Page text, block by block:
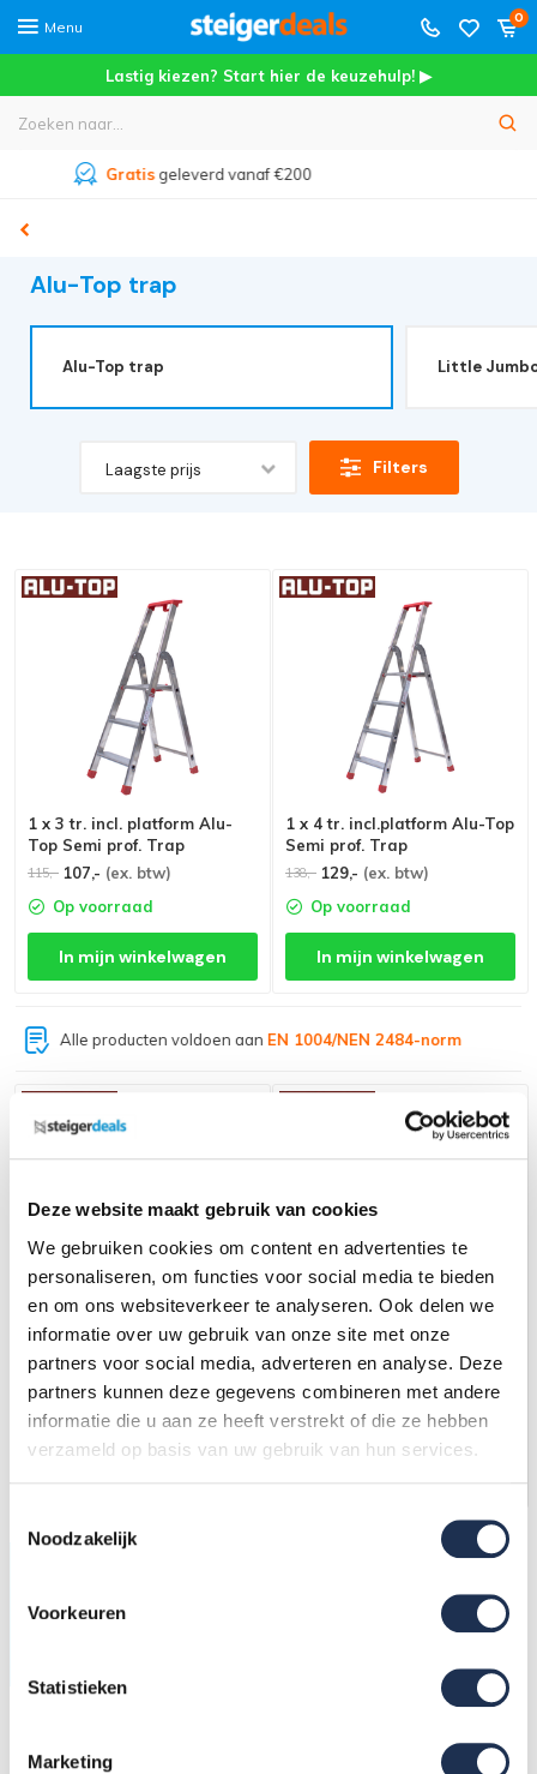
Deze website maakt gebruik van cookies
We gebruiken cookies om content en advertenties te
personaliseren, om functies voor social media te bieden
en om ons websiteverkeer te analyseren. Ook delen we
informatie over uw gebruik van onze site met onze
partners voor social media, adverteren en analyse. Deze
partners kunnen deze gegevens combineren met andere
informatie die u aan ze heeft verstrekt of die ze hebben
verzameld op basis van uw gebruik van hun services.
Noodzakelijk
Voorkeuren
Statistieken
Marketing
Menu
0
Lastig kiezen? Start hier de keuzehulp! ▶
Meer dan45.000+tevreden klanten
Alu-Top trap
Alu-Top trap Little
Laagste prijs Filters
1 x 3 tr. incl. platform Alu-
Top Semi prof. Trap
115,- 107,- (ex. btw)
Op voorraad
In mijn winkelwagen
1 x 4 tr. incl.platform Alu-Top
Semi prof. Trap
138,- 129,- (ex. btw)
Op voorraad
In mijn winkelwagen
Grootste assortiment vanNederland
1 x 5 tr. incl. platform Alu-
Top Semi prof. Trap
171,- 159,-(ex. btw)
Op voorraad
1 x 6 tr. incl. platform Alu-
Top Semi prof. Trap
200,- 186,-(ex. btw)
Op voorraad
Klimmateriaal kiezen?
Doe de test en vind jouw perfecte match! 👉
Start keuzehulp